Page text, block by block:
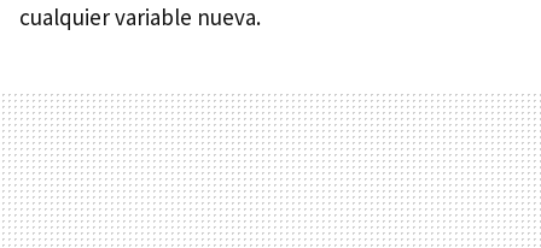
cualquier variable nueva.